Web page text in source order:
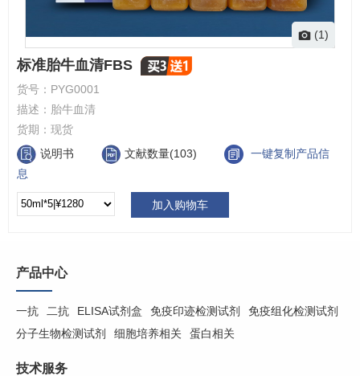
(1)
标准胎牛血清FBS
货号： PYG0001
描述： 胎牛血清
货期： 现货
说明书
文献数量(103)
一键复制产品信
息
加入购物车
产品中心
一抗 二抗 ELISA试剂盒 免疫印迹检测试剂
免疫组化检测试剂
分子生物检测试剂
细胞培养相关 蛋白相关
技术服务